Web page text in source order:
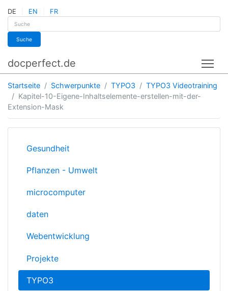
DE EN FR
Suche
docperfect.de
Startseite Schwerpunkte TYPO3
TYPO3 Videotraining
Kapitel-10-Eigene-Inhaltselemente-erstellen-mit-der-
Extension-Mask
Gesundheit
Pflanzen - Umwelt
microcomputer
daten
Webentwicklung
Projekte
TYPO3